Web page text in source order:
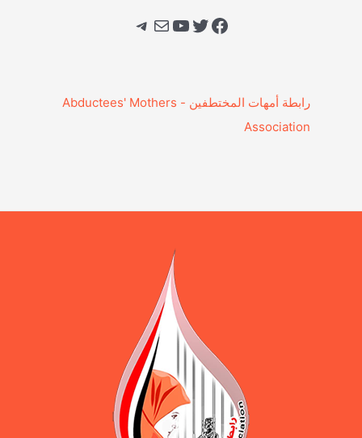
فيسبوك تويتر يوتيوببريد تيليجرام
‎رابطة أمهات المختطفين - Abductees' Mothers
Association‎